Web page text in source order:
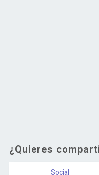
¿Quieres
Social